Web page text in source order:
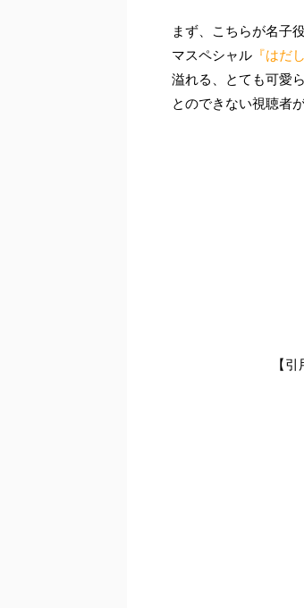
まず、こちらが名子
マスペシャル 『はだ
溢れる、とても可愛
とのできない視聴者
【引